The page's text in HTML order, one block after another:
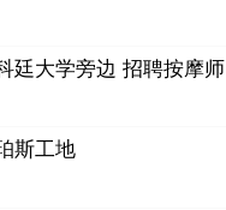
廷大学旁边 招聘按摩师
斯工地